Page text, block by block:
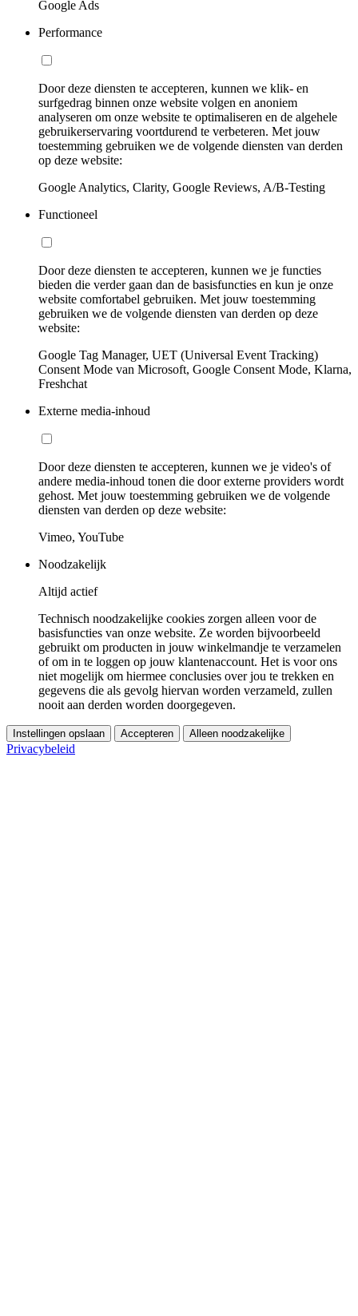
Google Ads
Performance
Door deze diensten te accepteren, kunnen we klik- en
surfgedrag binnen onze website volgen en anoniem
analyseren om onze website te optimaliseren en de algehele
gebruikerservaring voortdurend te verbeteren. Met jouw
toestemming gebruiken we de volgende diensten van derden
op deze website:
Google Analytics, Clarity, Google Reviews, A/B-Testing
Functioneel
Door deze diensten te accepteren, kunnen we je functies
bieden die verder gaan dan de basisfuncties en kun je onze
website comfortabel gebruiken. Met jouw toestemming
gebruiken we de volgende diensten van derden op deze
website:
Google Tag Manager, UET (Universal Event Tracking)
Consent Mode van Microsoft, Google Consent Mode, Klarna,
Freshchat
Externe media-inhoud
Door deze diensten te accepteren, kunnen we je video's of
andere media-inhoud tonen die door externe providers wordt
gehost. Met jouw toestemming gebruiken we de volgende
diensten van derden op deze website:
Vimeo, YouTube
Noodzakelijk
Altijd actief
Technisch noodzakelijke cookies zorgen alleen voor de
basisfuncties van onze website. Ze worden bijvoorbeeld
gebruikt om producten in jouw winkelmandje te verzamelen
of om in te loggen op jouw klantenaccount. Het is voor ons
niet mogelijk om hiermee conclusies over jou te trekken en
gegevens die als gevolg hiervan worden verzameld, zullen
nooit aan derden worden doorgegeven.
Instellingen opslaan Accepteren Alleen noodzakelijke
Privacybeleid